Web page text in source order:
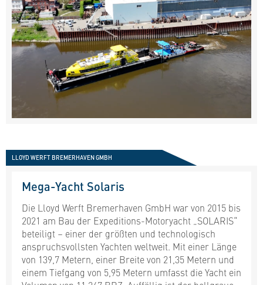
LLOYD WERFT BREMERHAVEN GMBH
Mega-Yacht Solaris
Die Lloyd Werft Bremerhaven GmbH war von 2015 bis
2021 am Bau der Expeditions-Motoryacht „SOLARIS“
beteiligt – einer der größten und technologisch
anspruchsvollsten Yachten weltweit. Mit einer Länge
von 139,7 Metern, einer Breite von 21,35 Metern und
einem Tiefgang von 5,95 Metern umfasst die Yacht ein